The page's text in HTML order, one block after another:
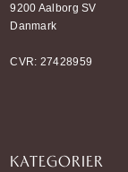
9200 Aalborg SV
Danmark
CVR: 27428959
KATEGORIER